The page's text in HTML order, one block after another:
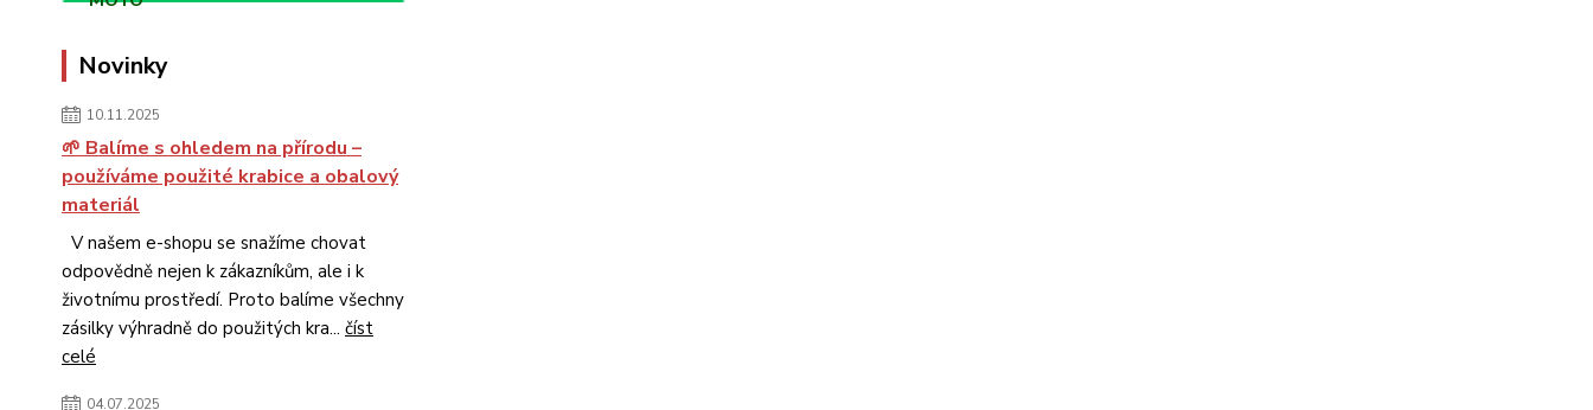
Novinky
10.11.2025
🌱 Balíme s ohledem na přírodu –
používáme použité krabice a obalový
materiál
V našem e-shopu se snažíme chovat
odpovědně nejen k zákazníkům, ale i k
životnímu prostředí. Proto balíme všechny
zásilky výhradně do použitých kra... číst
celé
04.07.2025